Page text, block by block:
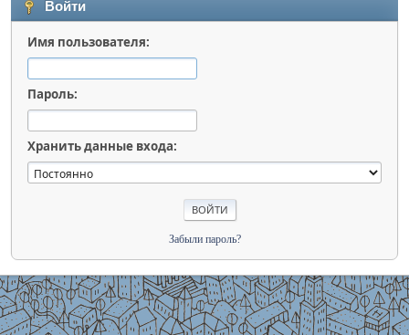
Войти
Имя пользователя:
Пароль:
Хранить данные входа:
Забыли пароль?